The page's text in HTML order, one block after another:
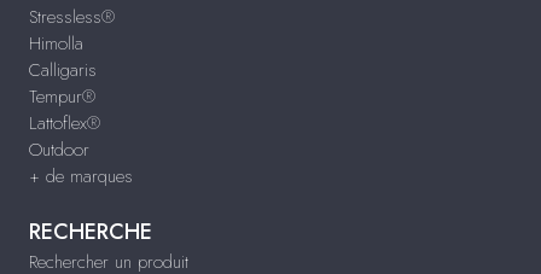
Stressless®
Himolla
Calligaris
Tempur®
Lattoflex®
Outdoor
+ de marques
RECHERCHE
Rechercher un produit